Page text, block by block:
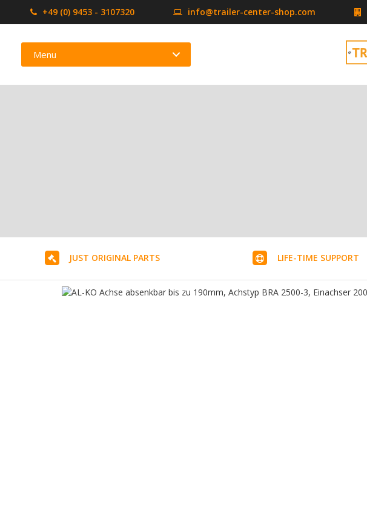
+49 (0) 9453 - 3107320 info@trailer-center-shop.com
Menu
JUST ORIGINAL PARTS LIFE-TIME SUPPORT